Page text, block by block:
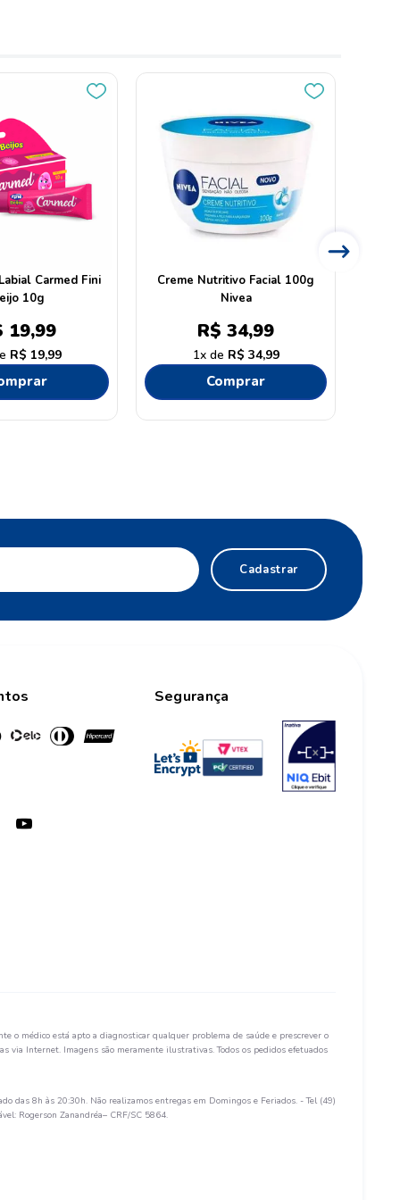
Carmed Fini
10g
19,99
R$ 19,99
Creme Nutritivo Facial 100g
Nivea
R$ 34,99
1 R$ 34,99
Comprar
Cadastrar
Segurança
o médico está apto a diagnosticar qualquer problema de saúde e prescrever o
via Internet. Imagens são meramente ilustrativas. Todos os pedidos efetuados
das 8h às 20:30h. Não realizamos entregas em Domingos e Feriados. - Tel (49)
Rogerson Zanandréa– CRF/SC 5864.